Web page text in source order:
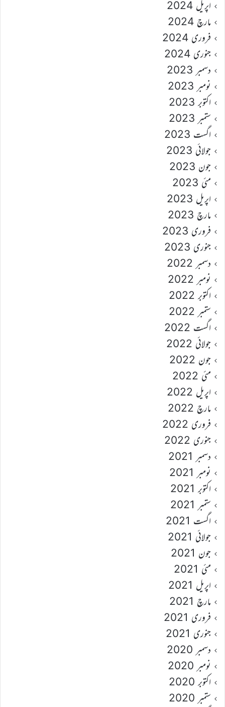
اپریل 2024
مارچ 2024
فروری 2024
جنوری 2024
دسمبر 2023
نومبر 2023
اکتوبر 2023
ستمبر 2023
اگست 2023
جولائی 2023
جون 2023
مئی 2023
اپریل 2023
مارچ 2023
فروری 2023
جنوری 2023
دسمبر 2022
نومبر 2022
اکتوبر 2022
ستمبر 2022
اگست 2022
جولائی 2022
جون 2022
مئی 2022
اپریل 2022
مارچ 2022
فروری 2022
جنوری 2022
دسمبر 2021
نومبر 2021
اکتوبر 2021
ستمبر 2021
اگست 2021
جولائی 2021
جون 2021
مئی 2021
اپریل 2021
مارچ 2021
فروری 2021
جنوری 2021
دسمبر 2020
نومبر 2020
اکتوبر 2020
ستمبر 2020